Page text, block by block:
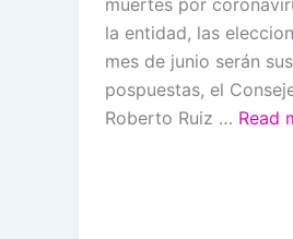
muertes por
la entidad, las
mes de junio serán
pospuestas, el
Roberto Ruiz … Read